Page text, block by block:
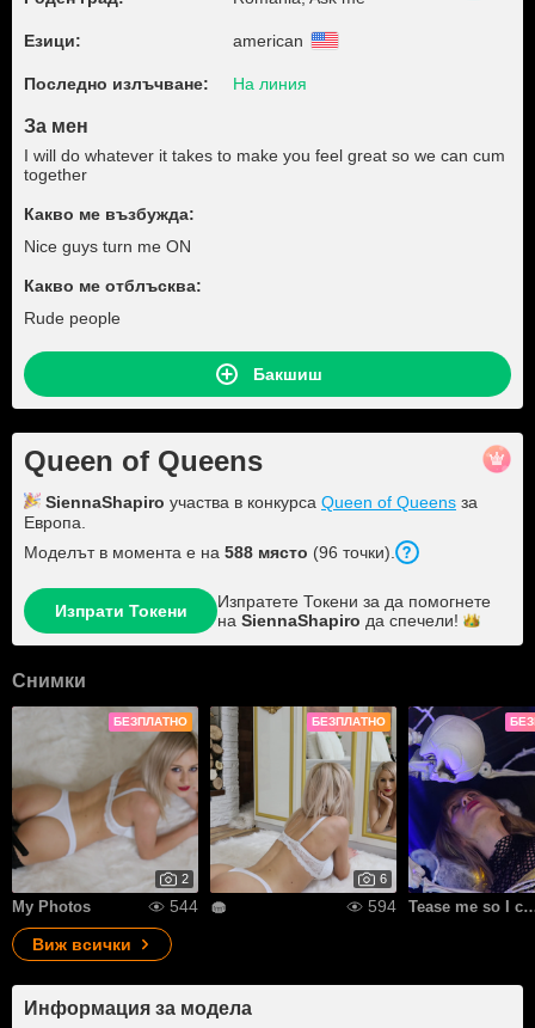
Езици: american
Последно излъчване: На линия
За мен
I will do whatever it takes to make you feel great so we can cum
together
Какво ме възбужда:
Nice guys turn me ON
Какво ме отблъсква:
Rude people
Бакшиш
Queen of Queens
SiennaShapiro участва в конкурса Queen of Queens за
Европа.
Моделът в момента е на 588 място (96 точки).
Изпрати Токени
Изпратете Токени за да помогнете
на SiennaShapiro да спечели!
Снимки
БЕЗПЛАТНО
2
My Photos 544
БЕЗПЛАТНО
6
🧁 594 Tease me so I can
Виж всички
Информация за модела